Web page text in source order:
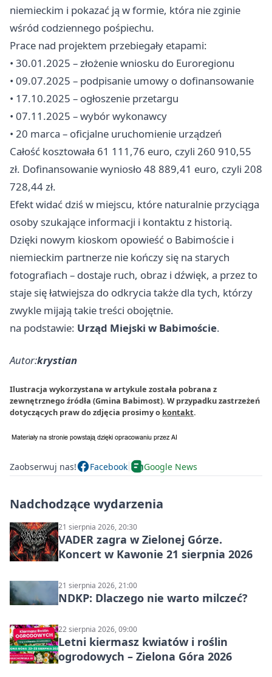
niemieckim i pokazać ją w formie, która nie zginie
wśród codziennego pośpiechu.
Prace nad projektem przebiegały etapami:
• 30.01.2025 – złożenie wniosku do Euroregionu
• 09.07.2025 – podpisanie umowy o dofinansowanie
• 17.10.2025 – ogłoszenie przetargu
• 07.11.2025 – wybór wykonawcy
• 20 marca – oficjalne uruchomienie urządzeń
Całość kosztowała 61 111,76 euro, czyli 260 910,55
zł. Dofinansowanie wyniosło 48 889,41 euro, czyli 208
728,44 zł.
Efekt widać dziś w miejscu, które naturalnie przyciąga
osoby szukające informacji i kontaktu z historią.
Dzięki nowym kioskom opowieść o Babimoście i
niemieckim partnerze nie kończy się na starych
fotografiach – dostaje ruch, obraz i dźwięk, a przez to
staje się łatwiejsza do odkrycia także dla tych, którzy
zwykle mijają takie treści obojętnie.
na podstawie: Urząd Miejski w Babimoście.
Autor:krystian
Ilustracja wykorzystana w artykule została pobrana z
zewnętrznego źródła (Gmina Babimost). W przypadku zastrzeżeń
dotyczących praw do zdjęcia prosimy o kontakt.
Zaobserwuj nas! Facebook Google News
Nadchodzące wydarzenia
21 sierpnia 2026, 20:30
VADER zagra w Zielonej Górze.
Koncert w Kawonie 21 sierpnia 2026
21 sierpnia 2026, 21:00
NDKP: Dlaczego nie warto milczeć?
22 sierpnia 2026, 09:00
Letni kiermasz kwiatów i roślin
ogrodowych – Zielona Góra 2026